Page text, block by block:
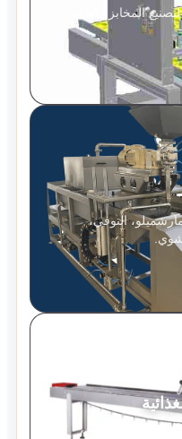
المخابز بكفاءة
التوفي،
للبسكويت، الحلوى،